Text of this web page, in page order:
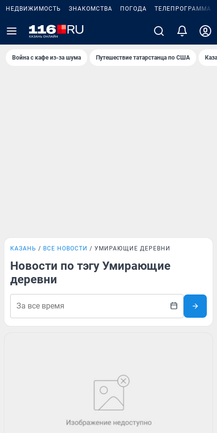
НЕДВИЖИМОСТЬ ЗНАКОМСТВА ПОГОДА ТЕЛЕПРОГРАММА
Война с кафе из-за шума Путешествие татарстанца по США
КАЗАНЬ ВСЕ НОВОСТИ УМИРАЮЩИЕ ДЕРЕВНИ
Новости по тэгу Умирающие
деревни